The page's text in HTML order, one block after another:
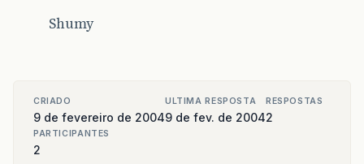
Shumy
CRIADO
9 de fevereiro de 2004
ULTIMA RESPOSTA
9 de fev. de 2004
RESPOSTAS
2
PARTICIPANTES
2